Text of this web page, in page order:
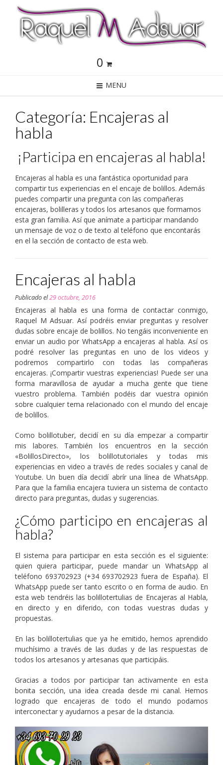
0
MENU
Categoría: Encajeras al
habla
¡Participa en encajeras al habla!
Encajeras al habla es una fantástica oportunidad para
compartir tus experiencias en el encaje de bolillos. Además
puedes compartir una pregunta con las compañeras
encajeras, bolilleras y todos los artesanos que formamos
esta gran familia. Así que anímate a participar mandando
un mensaje de voz o de texto al teléfono que encontarás
en el la sección de contacto de esta web.
Encajeras al habla
Publicado el29 octubre, 2016
Encajeras al habla es una forma de contactar conmigo,
Raquel M Adsuar. Así podréis enviar preguntas y resolver
dudas sobre encaje de bolillos. No tengáis inconveniente en
enviar un audio por WhatsApp a encajeras al habla. Así os
podré resolver las preguntas en uno de los videos y
podremos compartirlo con todas las compañeras
encajeras. ¡Compartir vuestras experiencias! Puede ser una
forma maravillosa de ayudar a mucha gente que tiene
vuestro problema. También podéis dar vuestra opinión
sobre cualquier tema relacionado con el mundo del encaje
de bolillos.
Como bolillotuber, decidí en su día empezar a compartir
mis labores. También los encuentros en la sección
«BolillosDirecto», los bolillotutoriales y todas mis
experiencias en video a través de redes sociales y canal de
Youtube. Un buen día decidí abrír una línea de WhatsApp.
Para que la familia encajera tuviera un sistema de contacto
directo para preguntas, dudas y sugerencias.
¿Cómo participo en encajeras al
habla?
El sistema para participar en esta sección es el siguiente:
quien quiera participar, puede mandar un WhatsApp al
teléfono 693702923 (+34 693702923 fuera de España). El
WhatsApp puede ser tanto escrito o en forma de audio. En
esta web tendréis las bolillotertulias de Encajeras al Habla,
en directo y en diferido, con todas vuestras dudas y
propuestas.
En las bolillotertulias que ya he emitido, hemos aprendido
muchísimo a través de las dudas y de las respuestas de
todos los artesanos y artesanas que participáis.
Gracias a todos por participar tan activamente en esta
bonita sección, una idea creada desde mi canal. Hemos
logrado que encajeras de todo el mundo podamos
interconectar y ayudarnos a pesar de la distancia.